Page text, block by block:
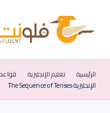
ون
ت
في
تعليم
الرئيسية تعليم الإنجليزية قواعد
الإنجليزية The Sequence of Tenses